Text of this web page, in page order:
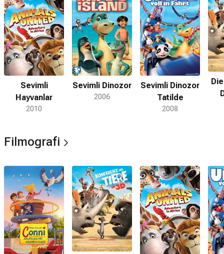
Sevimli
Hayvanlar
2010
Sevimli Dinozor
2006
Sevimli Dinozor
Tatilde
2008
Filmografi